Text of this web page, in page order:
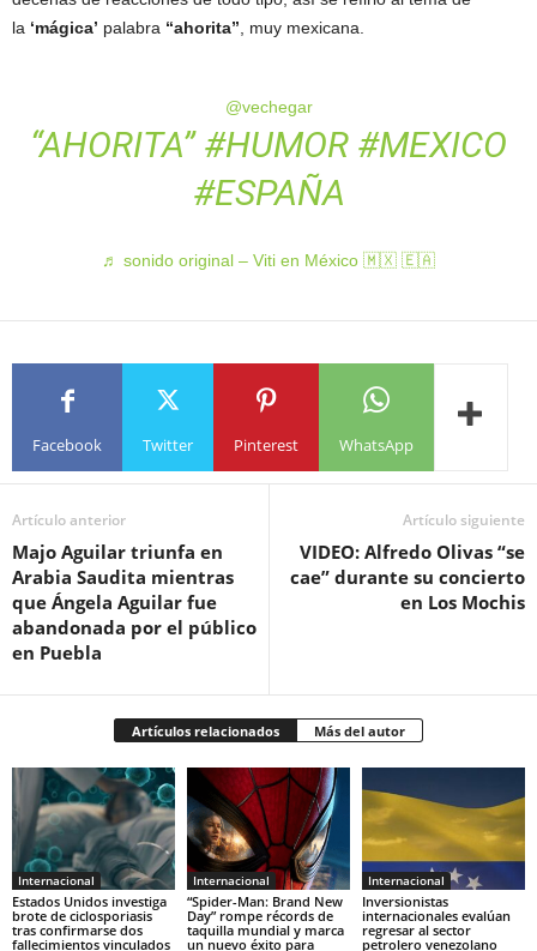
la ‘mágica’ palabra “ahorita”, muy mexicana.
@vechegar
“AHORITA” #HUMOR #MEXICO
#ESPAÑA
♬ sonido original – Viti en México 🇲🇽 🇪🇦
Facebook Twitter Pinterest WhatsApp
Artículo anterior
Majo Aguilar triunfa en
Arabia Saudita mientras
que Ángela Aguilar fue
abandonada por el público
en Puebla
Artículo siguiente
VIDEO: Alfredo Olivas “se
cae” durante su concierto
en Los Mochis
Artículos relacionados Más del autor
Internacional
Estados Unidos investiga
brote de ciclosporiasis
tras confirmarse dos
fallecimientos vinculados
Internacional
“Spider-Man: Brand New
Day” rompe récords de
taquilla mundial y marca
un nuevo éxito para
Internacional
Inversionistas
internacionales evalúan
regresar al sector
petrolero venezolano